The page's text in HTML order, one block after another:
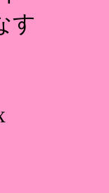
す